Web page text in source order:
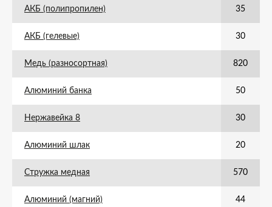
АКБ (полипропилен) 35
АКБ (гелевые) 30
Медь (разносортная) 820
Алюминий банка 50
Нержавейка 8 30
Алюминий шлак 20
Стружка медная 570
Алюминий (магний) 44